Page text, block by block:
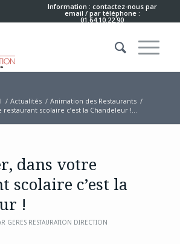
Information : contactez-nous par
email / par téléphone :
01.64.10.22.90
/ Actualités / Animation des Restaurants /
restaurant scolaire c’est la Chandeleur !...
dans votre
scolaire c’est la
!
GERES RESTAURATION DIRECTION